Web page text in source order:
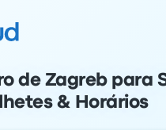
de Zagreb para
& Horários